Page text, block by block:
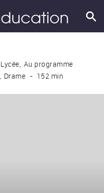
Au programme
Drame 152 min